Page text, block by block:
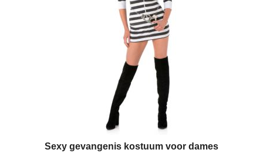
Sexy gevangenis kostuum voor dames